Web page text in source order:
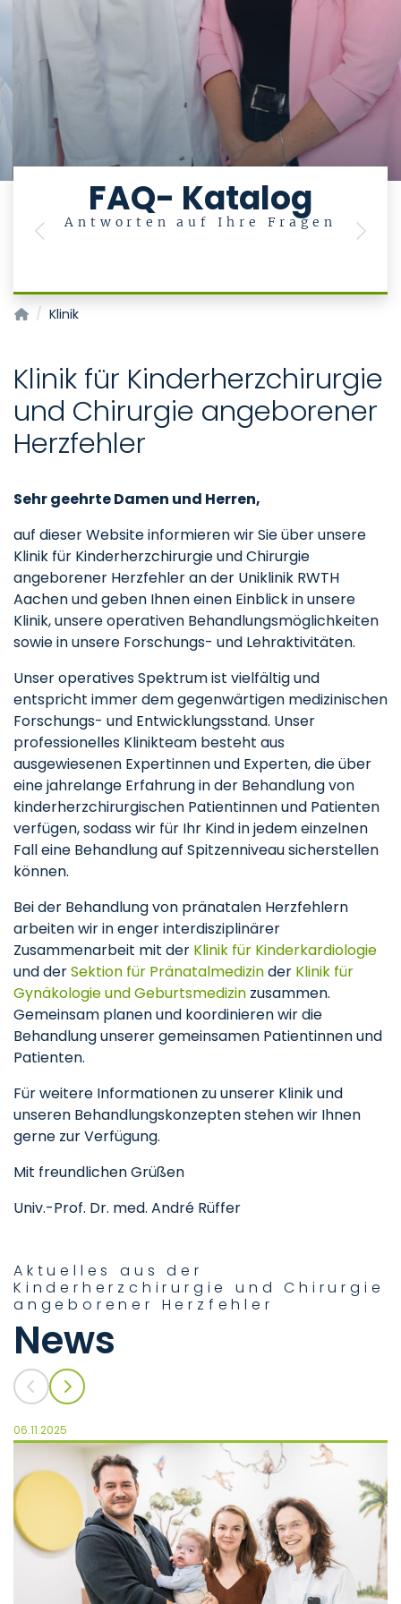
FAQ- Katalog
Antworten auf Ihre Fragen
Previous Next
Kinderherzchirurgie und Chirurgie angeborener Herzfehler
Klinik
Klinik für Kinderherzchirurgie
und Chirurgie angeborener
Herzfehler
Sehr geehrte Damen und Herren,
auf dieser Website informieren wir Sie über unsere
Klinik für Kinderherzchirurgie und Chirurgie
angeborener Herzfehler an der Uniklinik RWTH
Aachen und geben Ihnen einen Einblick in unsere
Klinik, unsere operativen Behandlungsmöglichkeiten
sowie in unsere Forschungs- und Lehraktivitäten.
Unser operatives Spektrum ist vielfältig und
entspricht immer dem gegenwärtigen medizinischen
Forschungs- und Entwicklungsstand. Unser
professionelles Klinikteam besteht aus
ausgewiesenen Expertinnen und Experten, die über
eine jahrelange Erfahrung in der Behandlung von
kinderherzchirurgischen Patientinnen und Patienten
verfügen, sodass wir für Ihr Kind in jedem einzelnen
Fall eine Behandlung auf Spitzenniveau sicherstellen
können.
Bei der Behandlung von pränatalen Herzfehlern
arbeiten wir in enger interdisziplinärer
Zusammenarbeit mit der Klinik für Kinderkardiologie
und derSektion für Pränatalmedizinder Klinik für
Gynäkologie und Geburtsmedizin zusammen.
Gemeinsam planen und koordinieren wir die
Behandlung unserer gemeinsamen Patientinnen und
Patienten.
Für weitere Informationen zu unserer Klinik und
unseren Behandlungskonzepten stehen wir Ihnen
gerne zur Verfügung.
Mit freundlichen Grüßen
Univ.-Prof. Dr. med. André Rüffer
Aktuelles aus der
Kinderherzchirurgie und Chirurgie
angeborener Herzfehler
News
06.11.2025